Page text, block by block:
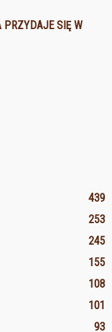
PRZYDAJE SIĘ W
439
253
245
155
108
101
93